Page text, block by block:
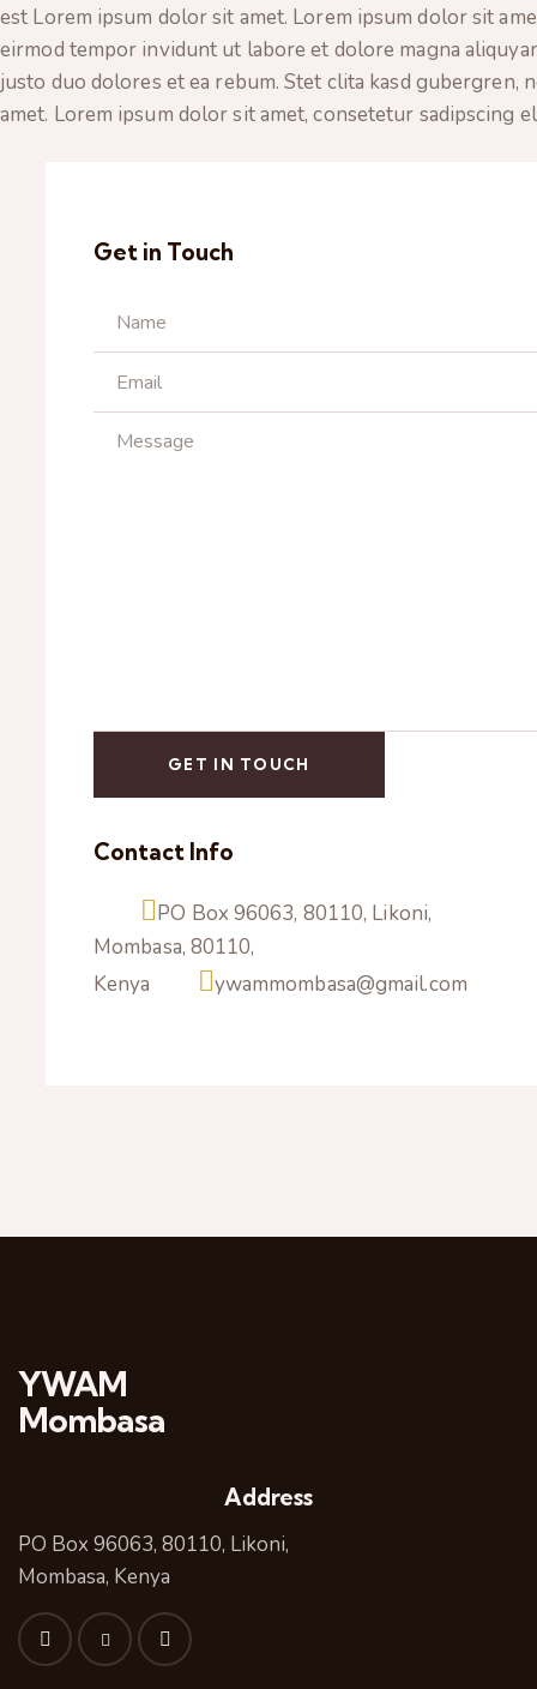
est Lorem ipsum dolor sit amet. Lorem ipsum dolor sit
eirmod tempor invidunt ut labore et dolore magna
justo duo dolores et ea rebum. Stet clita kasd gubergren,
amet. Lorem ipsum dolor sit amet, consetetur sadipscing
Get in Touch
Contact Info
PO Box 96063, 80110, Likoni,
Mombasa, 80110,
Kenya
ywammombasa@gmail.com
YWAM
Mombasa
Address
PO Box 96063, 80110, Likoni,
Mombasa, Kenya